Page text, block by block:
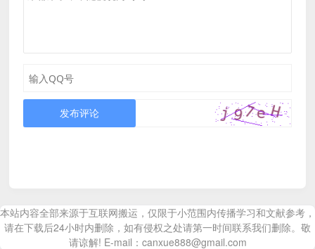
发布评论
本站内容全部来源于互联网搬运，仅限于小范围内传播学习和文献参考，
请在下载后24小时内删除，如有侵权之处请第一时间联系我们删除。敬
请谅解! E-mail：canxue888@gmail.com